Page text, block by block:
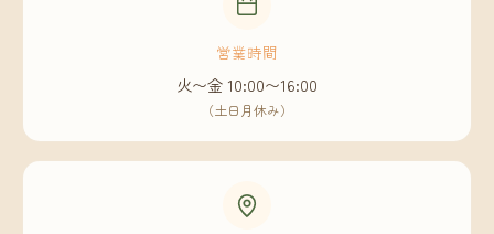
営業時間
火〜金 10:00〜16:00
（土日月休み）